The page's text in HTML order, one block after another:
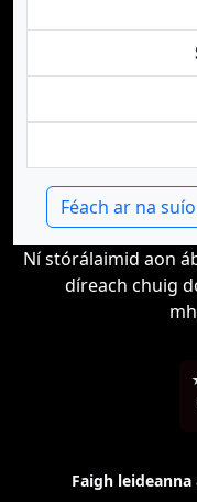
Féach ar na
Ní stórálaimid aon
díreach chuig
Faigh